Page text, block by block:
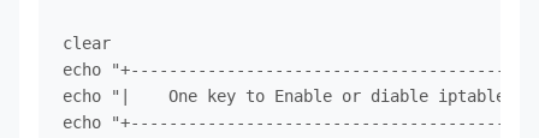
clear
echo
echo "|    One key to Enable or diable
echo